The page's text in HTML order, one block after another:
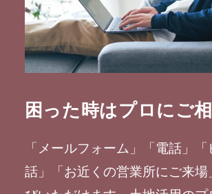
困った時はプロにご相
「メールフォーム」「電話」「
話」「お近くの営業所にご来場